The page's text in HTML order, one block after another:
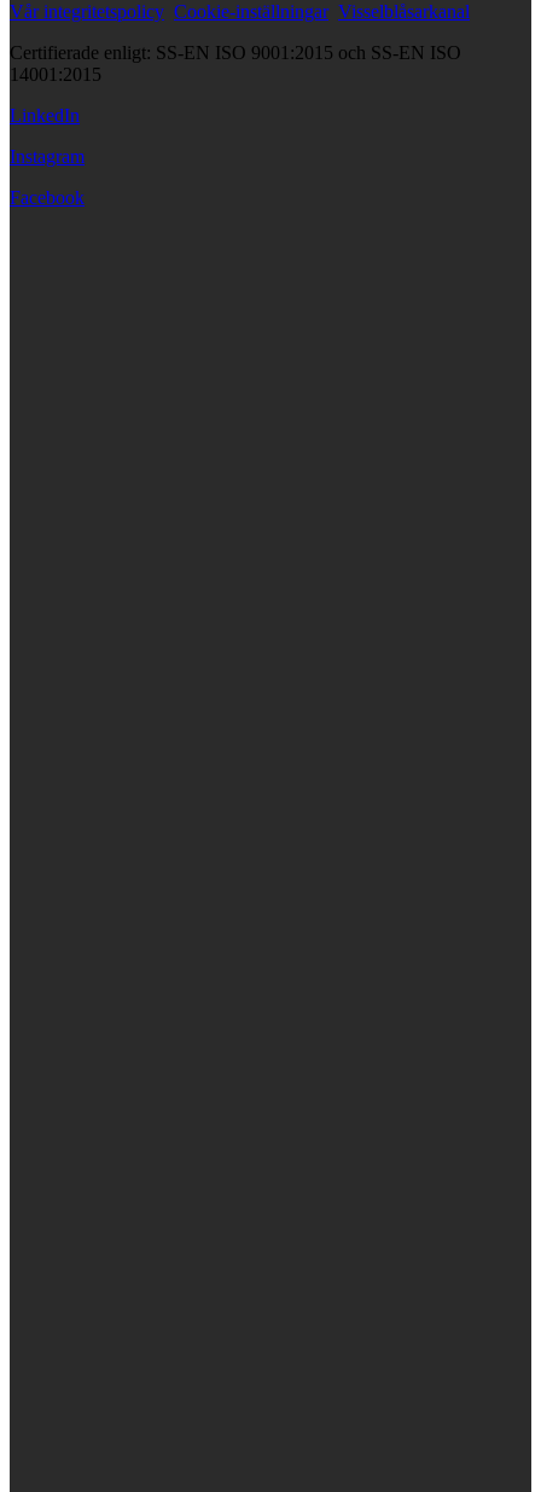
Vår integritetspolicy Cookie-inställningar Visselblåsarkanal
Certifierade enligt: SS-EN ISO 9001:2015 och SS-EN ISO
14001:2015
LinkedIn
Instagram
Facebook